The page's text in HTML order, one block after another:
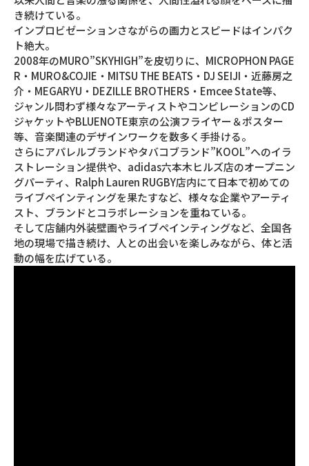
き続けている。
インプロビゼーションさながらの画力とスピードはインパク
ト絶大。
2008年のMURO”SKYHIGH”を皮切りに、MICROPHON PAGE
R・MURO&COJIE・MITSU THE BEATS・DJ SEIJI・近藤房之
介・MEGARYU・DEZILLE BROTHERS・Emcee State等、
ジャンル問わず様々なアーティストやコンピレーションのCD
ジャケットやBLUENOTE東京の公演フライヤー＆ポスター
等、音楽関連のデザインワークを数多く手掛ける。
さらにアパレルブランドやタバコブランド”KOOL”へのイラ
ストレーション提供や、adidas六本木ヒルズ店のオープニン
グパーティ、Ralph Lauren RUGBY店内にて日本で初めての
ライブペインティングを果たすなど、様々な企業やアーティ
スト、ブランドとコラボレーションを重ねている。
そして店舗内外装壁画やライブペインティングなど、全国各
地の現場で描き続け、人との出会いを楽しみながら、体と活
動の幅を広げている。